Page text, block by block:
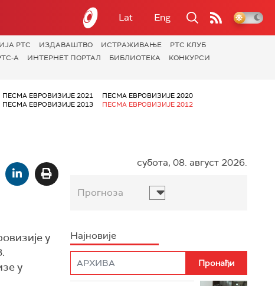
Lat Eng
РТС ИЗДАВАШТВО ИСТРАЖИВАЊЕ
РТС КЛУБ
А ИНТЕРНЕТ ПОРТАЛ БИБЛИОТЕКА
КОНКУРСИ
ПЕСМА ЕВРОВИЗИЈЕ 2021
ПЕСМА ЕВРОВИЗИЈЕ 2020
ПЕСМА ЕВРОВИЗИЈЕ 2013
ПЕСМА ЕВРОВИЗИЈЕ 2012
у
у
субота, 08. август 2026.
Прогноза
Најновије